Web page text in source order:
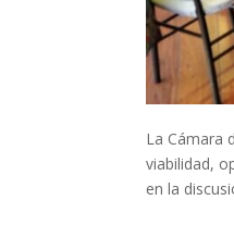
La Cámara
viabilidad,
en la